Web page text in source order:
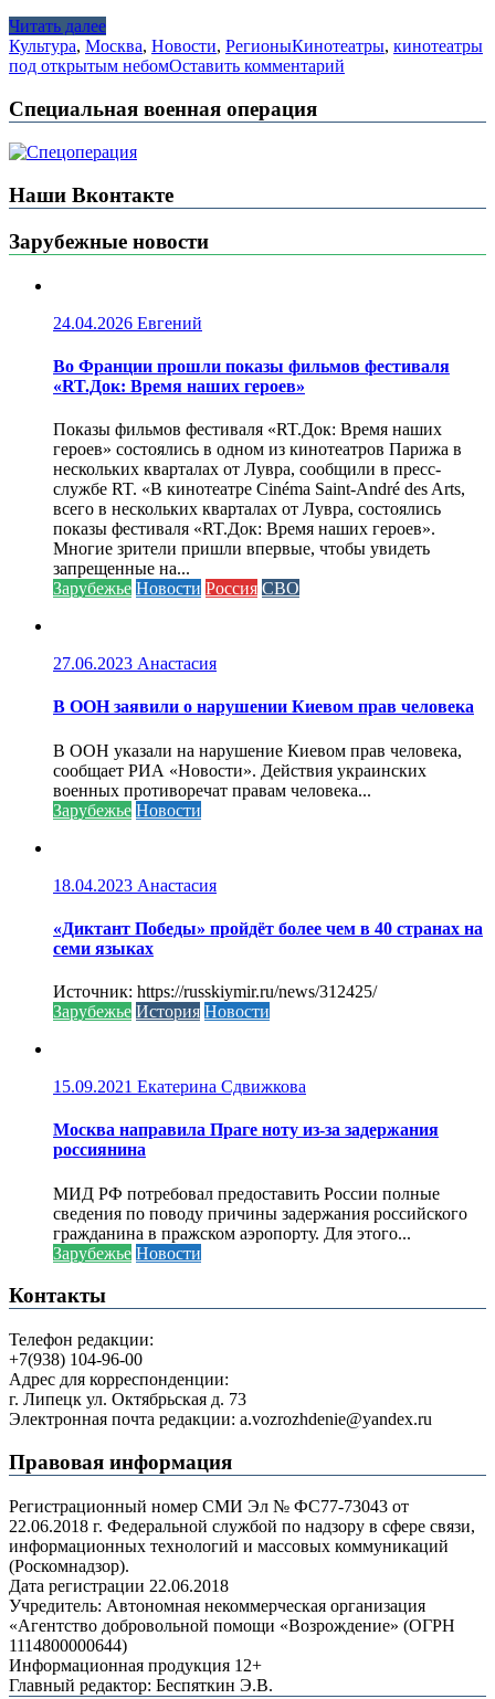
Читать далее
Культура, Москва, Новости, РегионыКинотеатры, кинотеатры
под открытым небомОставить комментарий
Специальная военная операция
Наши Вконтакте
Зарубежные новости
24.04.2026 Евгений
Во Франции прошли показы фильмов фестиваля
«RT.Док: Время наших героев»
Показы фильмов фестиваля «RT.Док: Время наших
героев» состоялись в одном из кинотеатров Парижа в
нескольких кварталах от Лувра, сообщили в пресс-
службе RT. «В кинотеатре Cinéma Saint-André des Arts,
всего в нескольких кварталах от Лувра, состоялись
показы фестиваля «RT.Док: Время наших героев».
Многие зрители пришли впервые, чтобы увидеть
запрещенные на...
Зарубежье Новости Россия СВО
27.06.2023 Анастасия
В ООН заявили о нарушении Киевом прав человека
В ООН указали на нарушение Киевом прав человека,
сообщает РИА «Новости». Действия украинских
военных противоречат правам человека...
Зарубежье Новости
18.04.2023 Анастасия
«Диктант Победы» пройдёт более чем в 40 странах на
семи языках
Источник: https://russkiymir.ru/news/312425/
Зарубежье История Новости
15.09.2021 Екатерина Сдвижкова
Москва направила Праге ноту из-за задержания
россиянина
МИД РФ потребовал предоставить России полные
сведения по поводу причины задержания российского
гражданина в пражском аэропорту. Для этого...
Зарубежье Новости
Контакты
Телефон редакции:
+7(938) 104-96-00
Адрес для корреспонденции:
г. Липецк ул. Октябрьская д. 73
Электронная почта редакции: a.vozrozhdenie@yandex.ru
Правовая информация
Регистрационный номер СМИ Эл № ФС77-73043 от
22.06.2018 г. Федеральной службой по надзору в сфере связи,
информационных технологий и массовых коммуникаций
(Роскомнадзор).
Дата регистрации 22.06.2018
Учредитель: Автономная некоммерческая организация
«Агентство добровольной помощи «Возрождение» (ОГРН
1114800000644)
Информационная продукция 12+
Главный редактор: Беспяткин Э.В.